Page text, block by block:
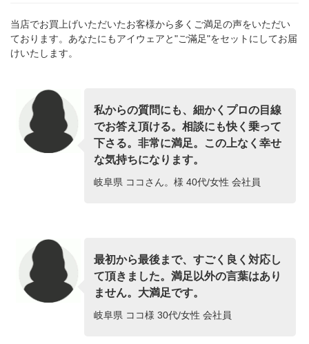
当店でお買上げいただいたお客様から多くご満足の声をいただい
ております。あなたにもアイウェアと"ご滿足"をセットにしてお届
けいたします。
私からの質問にも、細かくプロの目線
でお答え頂ける。相談にも快く乗って
下さる。非常に満足。この上なく幸せ
な気持ちになります。
岐阜県 ココさん。様 40代/女性 会社員
最初から最後まで、すごく良く対応し
て頂きました。満足以外の言葉はあり
ません。大満足です。
岐阜県 ココ様 30代/女性 会社員